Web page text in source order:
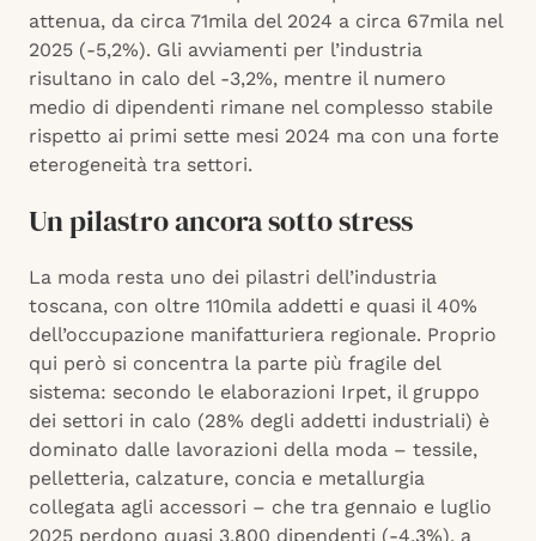
attenua, da circa 71mila del 2024 a circa 67mila nel
2025 (-5,2%). Gli avviamenti per l’industria
risultano in calo del -3,2%, mentre il numero
medio di dipendenti rimane nel complesso stabile
rispetto ai primi sette mesi 2024 ma con una forte
eterogeneità tra settori.
Un pilastro ancora sotto stress
La moda resta uno dei pilastri dell’industria
toscana, con oltre 110mila addetti e quasi il 40%
dell’occupazione manifatturiera regionale. Proprio
qui però si concentra la parte più fragile del
sistema: secondo le elaborazioni Irpet, il gruppo
dei settori in calo (28% degli addetti industriali) è
dominato dalle lavorazioni della moda – tessile,
pelletteria, calzature, concia e metallurgia
collegata agli accessori – che tra gennaio e luglio
2025 perdono quasi 3.800 dipendenti (-4,3%), a